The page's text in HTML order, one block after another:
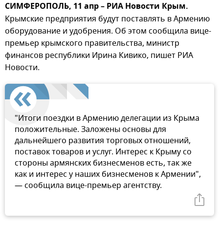
СИМФЕРОПОЛЬ, 11 апр – РИА Новости Крым.
Крымские предприятия будут поставлять в Армению
оборудование и удобрения. Об этом сообщила вице-
премьер крымского правительства, министр
финансов республики Ирина Кивико, пишет РИА
Новости.
"Итоги поездки в Армению делегации из Крыма
положительные. Заложены основы для
дальнейшего развития торговых отношений,
поставок товаров и услуг. Интерес к Крыму со
стороны армянских бизнесменов есть, так же
как и интерес у наших бизнесменов к Армении",
— сообщила вице-премьер агентству.